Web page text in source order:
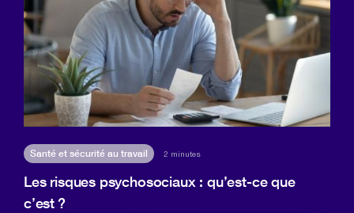
Santé et sécurité au travail 2 minutes
Les risques psychosociaux : qu’est-ce que
c’est ?